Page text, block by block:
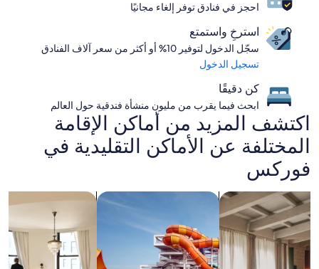
احجز في فنادق توفر إلغاء مجانيًا
استرخِ واستمتع
سجّل الدخول لتوفير 10% أو أكثر من سعر آلاف الفنادق
تسجيل الدخول
كن دقيقًا
ابحث فيما يقرب من مليون منشأة فندقية حول العالم
اكتشف المزيد من أماكن الإقامة
المختلفة عن الأماكن التقليدية في
فوركس
الحيوانات الأليفةعن شقة البحث عن منشآت فندقية بها متنزه مائي
البحث عن شقق